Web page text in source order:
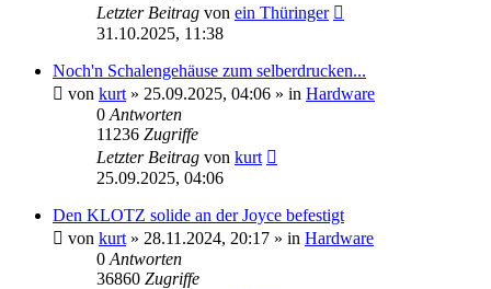
Letzter Beitrag von ein Thüringer
31.10.2025, 11:38
Noch'n Schalengehäuse zum selberdrucken...
von kurt » 25.09.2025, 04:06 » in Hardware
0 Antworten
11236 Zugriffe
Letzter Beitrag von kurt
25.09.2025, 04:06
Den KLOTZ solide an der Joyce befestigt
von kurt » 28.11.2024, 20:17 » in Hardware
0 Antworten
36860 Zugriffe